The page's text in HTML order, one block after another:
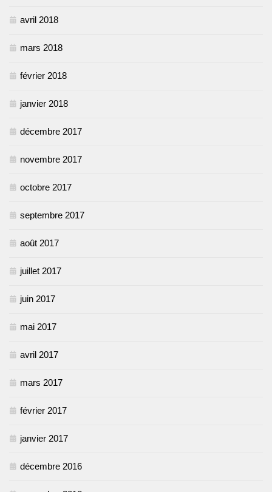
avril 2018
mars 2018
février 2018
janvier 2018
décembre 2017
novembre 2017
octobre 2017
septembre 2017
août 2017
juillet 2017
juin 2017
mai 2017
avril 2017
mars 2017
février 2017
janvier 2017
décembre 2016